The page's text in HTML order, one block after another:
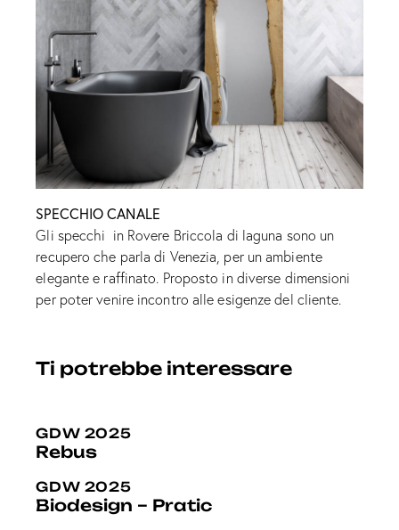
SPECCHIO CANALE
Gli specchi in Rovere Briccola di laguna sono un
recupero che parla di Venezia, per un ambiente
elegante e raffinato. Proposto in diverse dimensioni
per poter venire incontro alle esigenze del cliente.
Ti potrebbe interessare
GDW 2025
Rebus
GDW 2025
Biodesign – Pratic